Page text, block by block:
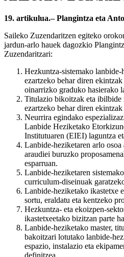
19. artikulua.– Plangintza eta
Saileko Zuzendaritzen egiteko
jardun-arlo hauek dagozkio
Zuzendaritzari:
Hezkuntza-sistemako
ezartzeko behar diren
oinarrizko graduko hasierako
Titulazio bikoitzak eta ibilbide
ezartzeko behar diren
Neurrira egindako
Lanbide Heziketako
Institutuaren (EIEI) laguntza
Lanbide-heziketaren arlo osoa
araudiei buruzko
esparruan.
Lanbide-heziketaren
curriculum-diseinuak
Lanbide-heziketako ikastetxe
sortu, eraldatu eta kentzeko
Hezkuntza- eta ekoizpen-
ikastetxeetako bizitzan parte
Lanbide-heziketako master,
bakoitzari lotutako lanbide-
espazio, instalazio eta